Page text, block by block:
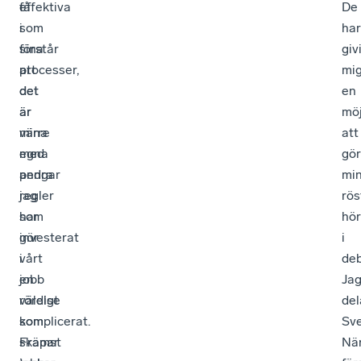
få
som
förstår
att
det
är
mina
egna
pengar
jag
har
investerat
i
en
rörelse
som
skapar
effektiva
i
sina
processer,
det
är
värre
med
andra
regler
som
gör
vårt
jobb
väldigt
komplicerat.
Främst
De
har
en
att
i
Jag